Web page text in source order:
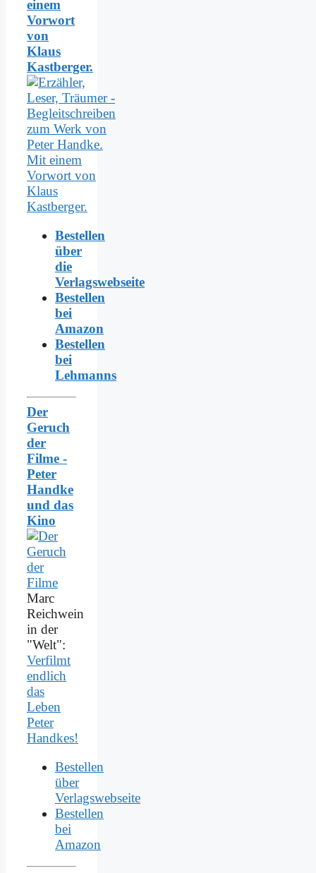
einem
Vorwort
von
Klaus
Kastberger.
Bestellen
über
die
Verlagswebseite
Bestellen
bei
Amazon
Bestellen
bei
Lehmanns
Der
Geruch
der
Filme -
Peter
Handke
und das
Kino
Marc
Reichwein
in der
"Welt":
Verfilmt
endlich
das
Leben
Peter
Handkes!
Bestellen
über
Verlagswebseite
Bestellen
bei
Amazon